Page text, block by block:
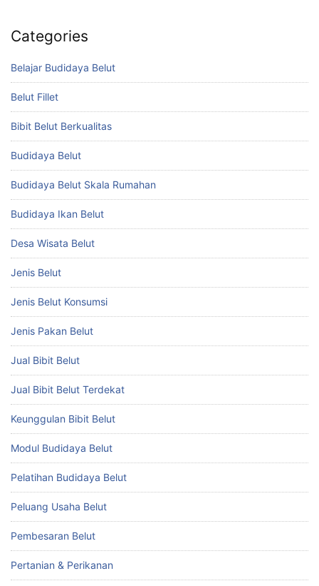
Categories
Belajar Budidaya Belut
Belut Fillet
Bibit Belut Berkualitas
Budidaya Belut
Budidaya Belut Skala Rumahan
Budidaya Ikan Belut
Desa Wisata Belut
Jenis Belut
Jenis Belut Konsumsi
Jenis Pakan Belut
Jual Bibit Belut
Jual Bibit Belut Terdekat
Keunggulan Bibit Belut
Modul Budidaya Belut
Pelatihan Budidaya Belut
Peluang Usaha Belut
Pembesaran Belut
Pertanian & Perikanan